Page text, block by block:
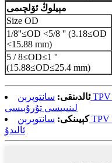
مېيلوڭ ئۆلچىمى
Size OD
1/8''≤OD <5/8 '' (3.18≤OD
<15.88 mm)
5 / 8≤OD≤1 ''
(15.88≤OD≤25.4 mm)
ئالدىنقى: سانتوپرېن TPV قاپلانغان ئىنكولوي 825 كونترول
لىنىيىسى تۇرۇبىسى
كېيىنكى: سانتوپرېن TPV 316L كونترول لىنىيىسىنى ئۆز ئىچىگە
ئالىدۇ